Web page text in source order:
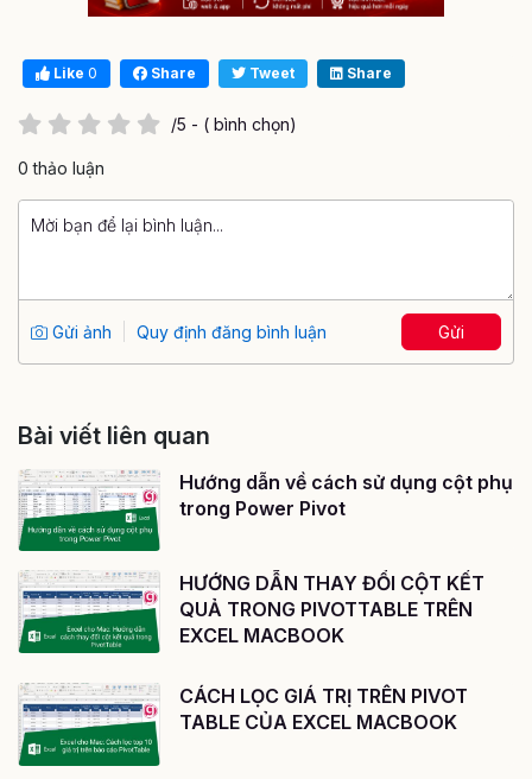
Like 0 Share Tweet Share
/5 - ( bình chọn)
0 thảo luận
Gửi ảnh Quy định đăng bình luận Gửi
Bài viết liên quan
Hướng dẫn về cách sử dụng cột phụ
trong Power Pivot
HƯỚNG DẪN THAY ĐỔI CỘT KẾT
QUẢ TRONG PIVOTTABLE TRÊN
EXCEL MACBOOK
CÁCH LỌC GIÁ TRỊ TRÊN PIVOT
TABLE CỦA EXCEL MACBOOK